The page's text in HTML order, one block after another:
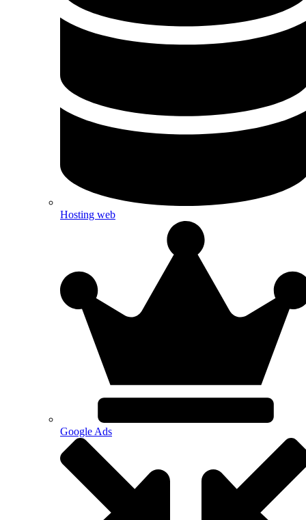
Hosting web
Google Ads